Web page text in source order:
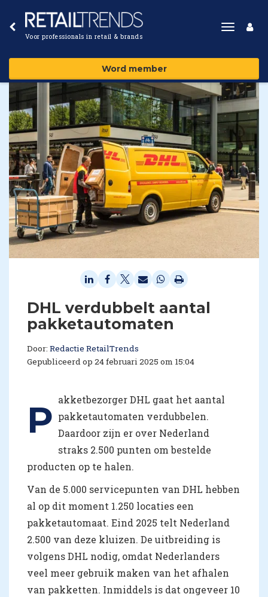
Voor professionals in retail & brands
Toggle
Word member
DHL verdubbelt aantal
pakketautomaten
Door: Redactie RetailTrends
Gepubliceerd op 24 februari 2025 om 15:04
P akketbezorger DHL gaat het aantal
pakketautomaten verdubbelen.
Daardoor zijn er over Nederland
straks 2.500 punten om bestelde
producten op te halen.
Van de 5.000 servicepunten van DHL hebben
al op dit moment 1.250 locaties een
pakketautomaat. Eind 2025 telt Nederland
2.500 van deze kluizen. De uitbreiding is
volgens DHL nodig, omdat Nederlanders
veel meer gebruik maken van het afhalen
van pakketten. Inmiddels is dat ongeveer 10